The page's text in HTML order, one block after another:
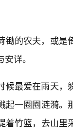
锄的农夫，或是
详。
候最爱在雨天
起一圈圈涟漪
着竹篮，去山